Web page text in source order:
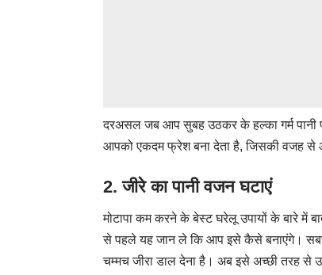
दरअसल जब आप सुबह उठकर के हल्का गर्म पानी
आपको एकदम फ्रेश बना देता है, जिसकी वजह से
2. जीरे का पानी वजन घटाएं
मोटापा कम करने के बेस्ट घरेलू उपायों के बारे में
से पहले यह जान ले कि आप इसे कैसे बनाएंगे।
चम्मच जीरा डाल देना है। अब इसे अच्छी तरह से